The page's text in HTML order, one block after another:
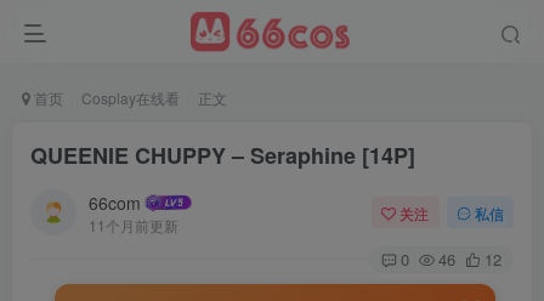
首页 Cosplay在线看 正文
QUEENIE CHUPPY – Seraphine [14P]
66com
11个月前更新
关注 私信
0 46 12